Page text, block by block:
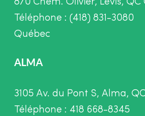
Téléphone : (418) 831-3080
Québec
ALMA
3105 Av. du Pont S, Alma,
Téléphone : 418 668-8345